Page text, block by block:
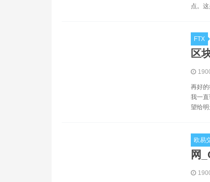
点。
FTX
区
再好
我一
望给
欧易
网